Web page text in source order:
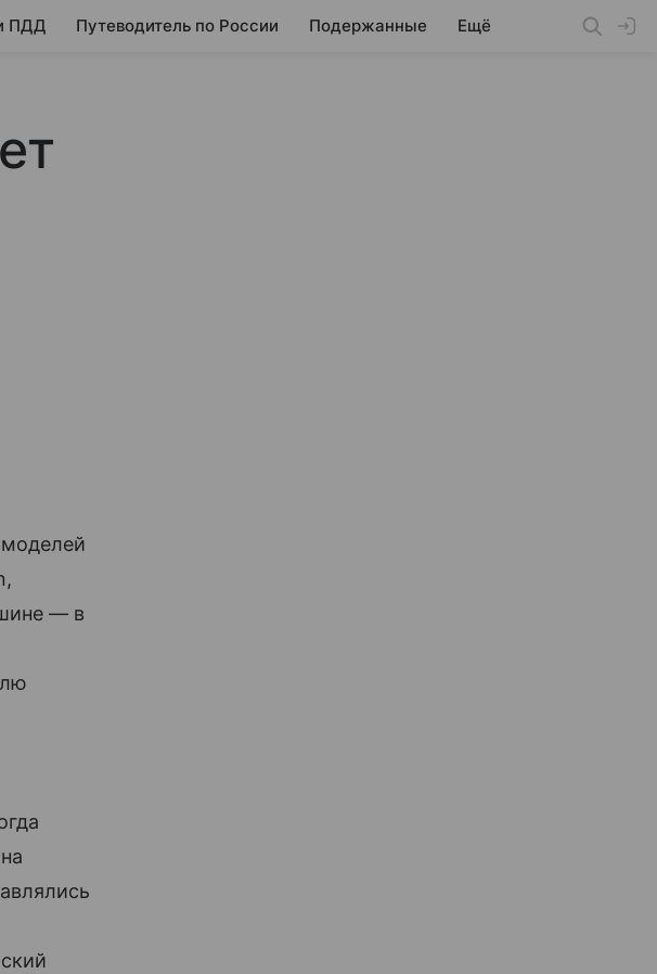
ПДД Путеводитель по России Подержанные Ещё
― в